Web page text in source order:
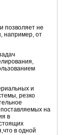
позволяет не
например, от
и
резко
на
в
в одной